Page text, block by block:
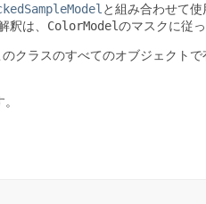
と組み合わせて使
釈は、 ColorModelのマスクに従
クラスのすべてのオブジェクトで